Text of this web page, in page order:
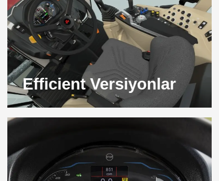
Efficient Versiyonlar